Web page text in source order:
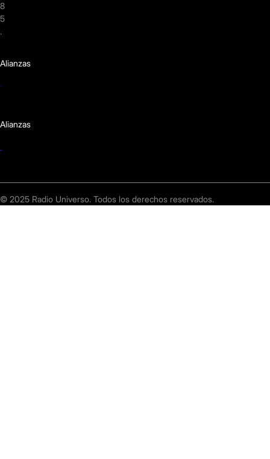
8
5
.
Alianzas
Alianzas
© 2025 Radio Universo. Todos los derechos reservados.